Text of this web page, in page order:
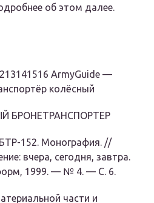
об этом далее.
13141516 ArmyGuide —
колёсный
БРОНЕТРАНСПОРТЕР
БТР-152. Монография. //
вчера, сегодня, завтра.
1999. — № 4. — С. 6.
части и